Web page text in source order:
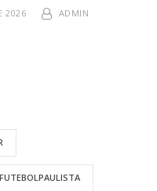
2026 ADMIN